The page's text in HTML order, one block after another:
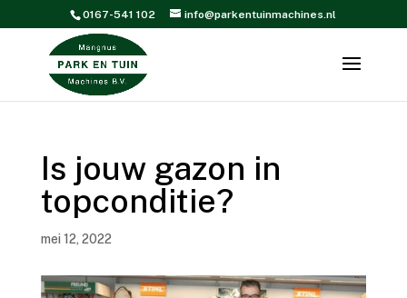
0167-541 102 info@parkentuinmachines.nl
Is jouw gazon in
topconditie?
mei 12, 2022